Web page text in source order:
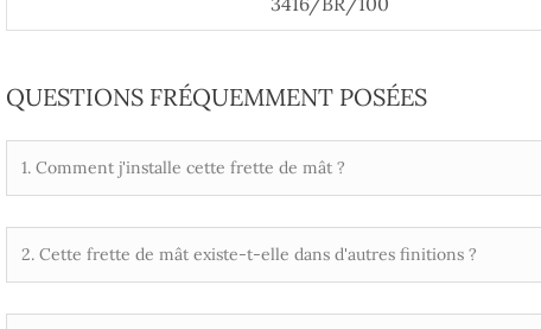
QUESTIONS FRÉQUEMMENT POSÉES
1. Comment j'installe cette frette de mât ?
2. Cette frette de mât existe-t-elle dans d'autres finitions ?